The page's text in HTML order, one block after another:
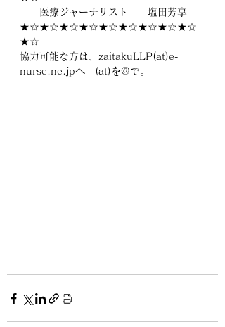
医療ジャーナリスト　　塩田芳享
★☆★☆★☆★☆★☆★☆★☆★☆★☆
★☆
協力可能な方は、zaitakuLLP(at)e-
nurse.ne.jpへ　(at)を@で。